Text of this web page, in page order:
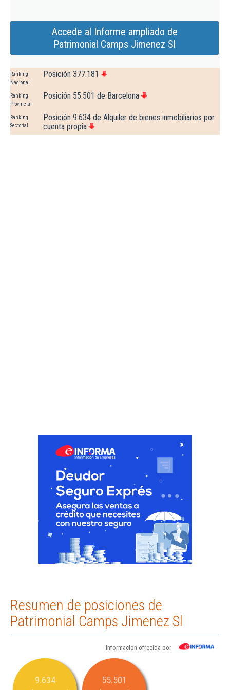
Accede al Informe ampliado de
Patrimonial Camps Jimenez Sl
Ranking
Nacional
Posición 377.181
Ranking
Provincial
Posición 55.501 de Barcelona
Ranking
Sectorial
Posición 9.634 de Alquiler de bienes inmobiliarios por
cuenta propia
Resumen de posiciones de
Patrimonial Camps Jimenez Sl
Información ofrecida por
9.634 55.501